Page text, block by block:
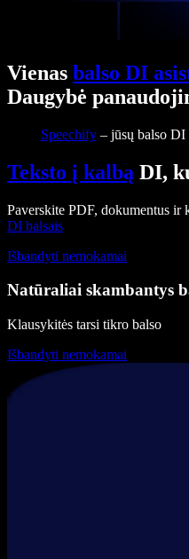
Vienas balso DI
Daugybė
Speechify– jūsų balso DI
Teksto į kalbą DI,
Paverskite PDF, dokumentus ir
DI balsais
Išbandyti nemokamai
Natūraliai skambantys
Klausykitės tarsi tikro balso
Išbandyti nemokamai